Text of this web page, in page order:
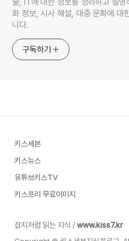
화 정보, 시사 해설, 대중 문화에 대
니다.
구독하기
키스세븐
키스뉴스
유튜브키스TV
키스프리 무료이미지
잡지처럼 읽는 지식 / www.kiss7.kr